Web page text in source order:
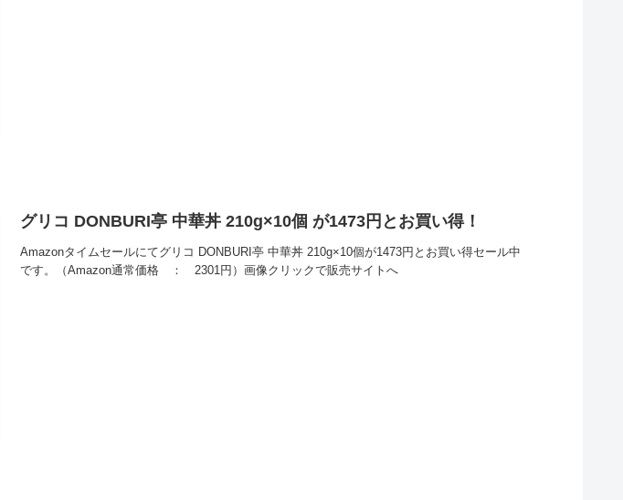
グリコ DONBURI亭 中華丼 210g×10個 が1473円とお買い得！
Amazonタイムセールにてグリコ DONBURI亭 中華丼 210g×10個が1473円とお買い得セール中
です。（Amazon通常価格 ： 2301円）画像クリックで販売サイトへ